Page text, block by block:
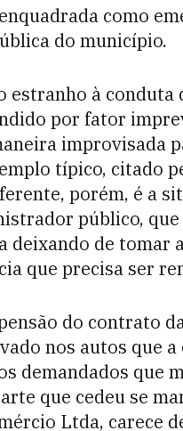
como
do município.
estranho à conduta
por fator
improvisada
típico, citado
porém, é a
público,
deixando de tomar
que precisa ser
do contrato
nos autos que a
demandados que
que cedeu se
Ltda, carece